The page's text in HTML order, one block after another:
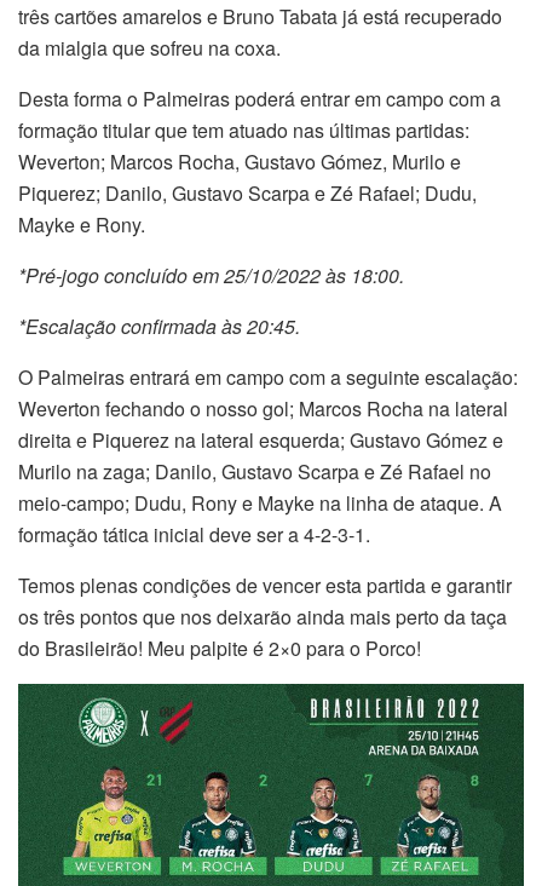
três cartões amarelos e Bruno Tabata já está recuperado
da mialgia que sofreu na coxa.
Desta forma o Palmeiras poderá entrar em campo com a
formação titular que tem atuado nas últimas partidas:
Weverton; Marcos Rocha, Gustavo Gómez, Murilo e
Piquerez; Danilo, Gustavo Scarpa e Zé Rafael; Dudu,
Mayke e Rony.
*Pré-jogo concluído em 25/10/2022 às 18:00.
*Escalação confirmada às 20:45.
O Palmeiras entrará em campo com a seguinte escalação:
Weverton fechando o nosso gol; Marcos Rocha na lateral
direita e Piquerez na lateral esquerda; Gustavo Gómez e
Murilo na zaga; Danilo, Gustavo Scarpa e Zé Rafael no
meio-campo; Dudu, Rony e Mayke na linha de ataque. A
formação tática inicial deve ser a 4-2-3-1.
Temos plenas condições de vencer esta partida e garantir
os três pontos que nos deixarão ainda mais perto da taça
do Brasileirão! Meu palpite é 2×0 para o Porco!